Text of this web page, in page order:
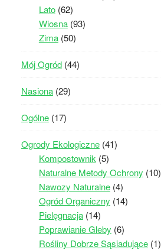
Lato(62)
Wiosna(93)
Zima(50)
Mój Ogród(44)
Nasiona(29)
Ogólne(17)
Ogrody Ekologiczne(41)
Kompostownik (5)
Naturalne Metody Ochrony (10)
Nawozy Naturalne(4)
Ogród Organiczny (14)
Pielęgnacja(14)
Poprawianie Gleby (6)
Rośliny Dobrze Sąsiadujące(1)